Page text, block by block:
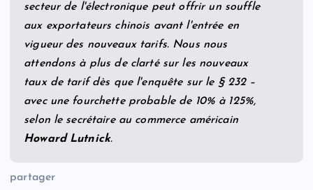
secteur de l'électronique peut offrir un souffle
aux exportateurs chinois avant l'entrée en
vigueur des nouveaux tarifs. Nous nous
attendons à plus de clarté sur les nouveaux
taux de tarif dès que l'enquête sur le § 232 –
avec une fourchette probable de 10% à 125%,
selon le secrétaire au commerce américain
Howard Lutnick.
partager